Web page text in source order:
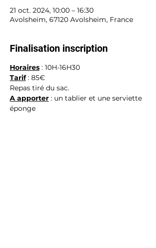
21 oct. 2024, 10:00 – 16:30
Avolsheim, 67120 Avolsheim, France
Finalisation inscription
Horaires : 10H-16H30
Tarif : 85€
Repas tiré du sac.
A apporter : un tablier et une serviette
éponge